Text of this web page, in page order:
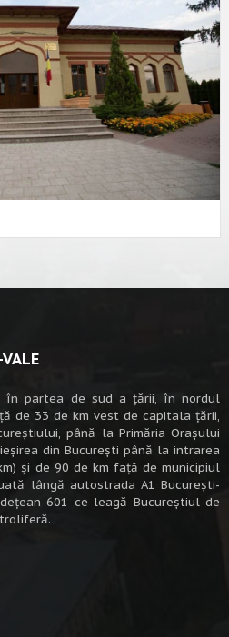
în partea de sud a ţării, în nordul
de 33 de km vest de capitala țării,
până la Primăria Orașului
din București până la intrarea
şi de 90 de km faţă de municipiul
lângă autostrada A1 Bucureşti-
601 ce leagă Bucureştiul de